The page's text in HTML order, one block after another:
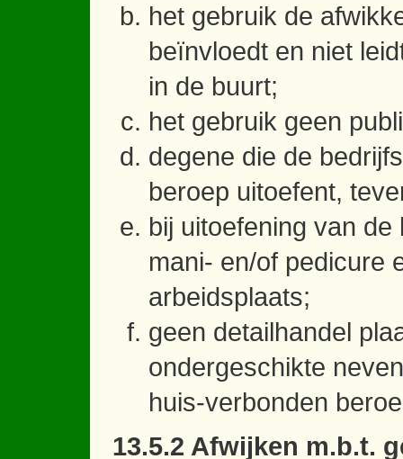
het gebruik de
beïnvloedt en niet
in de buurt;
het gebruik geen
degene die de
beroep uitoefent,
bij uitoefening van
mani- en/of pedicure
arbeidsplaats;
geen detailhandel
ondergeschikte
huis-verbonden
13.5.2 Afwijken m.b.t.